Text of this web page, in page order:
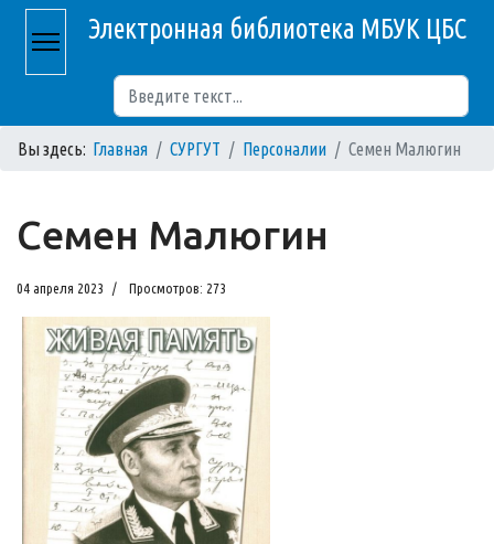
Электронная библиотека МБУК ЦБС
Вы здесь: Главная СУРГУТ Персоналии Семен Малюгин
Семен Малюгин
04 апреля 2023 Просмотров: 273